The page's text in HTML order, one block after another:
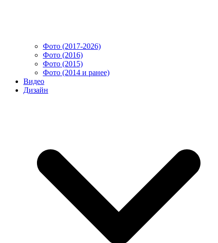
Фото (2017-2026)
Фото (2016)
Фото (2015)
Фото (2014 и ранее)
Видео
Дизайн